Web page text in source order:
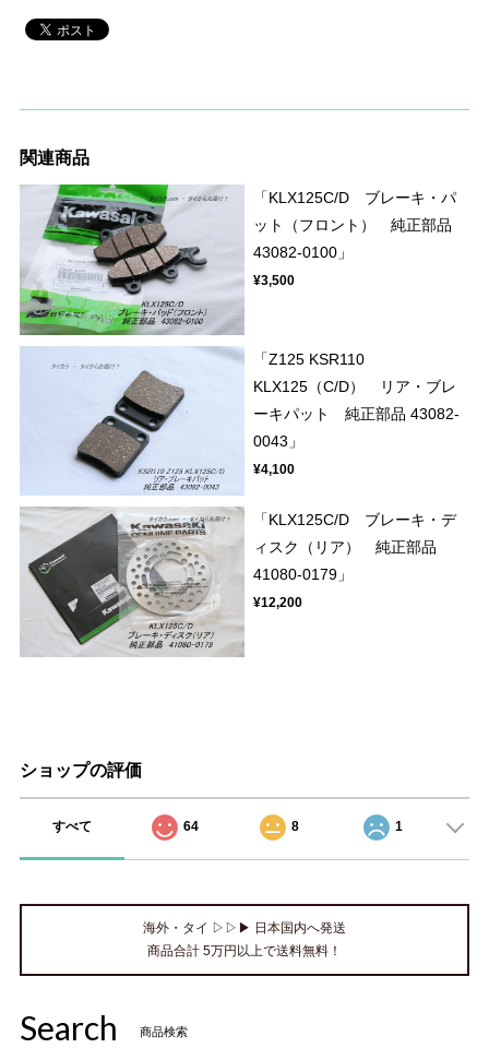
関連商品
「KLX125C/D ブレーキ・パ
ット（フロント） 純正部品
43082-0100」
¥3,500
「Z125 KSR110
KLX125（C/D） リア・ブレ
ーキパット 純正部品 43082-
0043」
¥4,100
「KLX125C/D ブレーキ・デ
ィスク（リア） 純正部品
41080-0179」
¥12,200
ショップの評価
すべて 64 8 1
海外・タイ ▷▷▶ 日本国内へ発送
商品合計 5万円以上で送料無料！
Search 商品検索